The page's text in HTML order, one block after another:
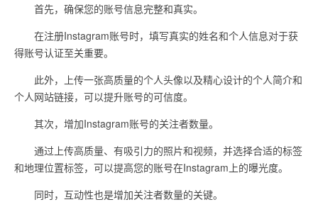
首先，确保您的账号信息完整和真实。
在注册Instagram账号时，填写真实的姓名和个人信息对于获
得账号认证至关重要。
此外，上传一张高质量的个人头像以及精心设计的个人简介和
个人网站链接，可以提升账号的可信度。
其次，增加Instagram账号的关注者数量。
通过上传高质量、有吸引力的照片和视频，并选择合适的标签
和地理位置标签，可以提高您的账号在Instagram上的曝光度。
同时，互动性也是增加关注者数量的关键。